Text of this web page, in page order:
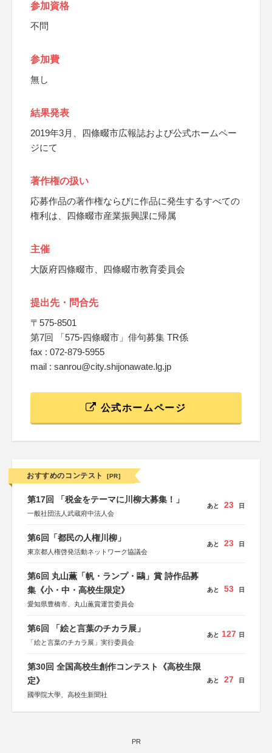
参加資格
不問
参加費
無し
結果発表
2019年3月、四條畷市広報誌および公式ホームペー
ジにて
著作権の扱い
応募作品の著作権ならびに作品に発生するすべての
権利は、四條畷市産業振興課に帰属
主催
大阪府四條畷市、四條畷市教育委員会
提出先・問合先
〒575-8501
第7回 「575-四條畷市」俳句募集 TR係
fax : 072-879-5955
mail : sanrou@city.shijonawate.lg.jp
公式ホームページ
おすすめのコンテスト [PR]
第17回 「税金をテーマに川柳大募集！」
一般社団法人武蔵府中法人会
あと 23 日
第6回「都民の人権川柳」
東京都人権啓発活動ネットワーク協議会
あと 23 日
第6回 丸山薫「帆・ランプ・鷗」賞 詩作品募
集《小・中・高校生限定》
愛知県豊橋市、丸山薫賞運営委員会
あと 53 日
第6回 「絵と言葉のチカラ展」
「絵と言葉のチカラ展」実行委員会
あと 127 日
第30回 全国高校生創作コンテスト《高校生限
定》
國學院大學、高校生新聞社
あと 27 日
PR